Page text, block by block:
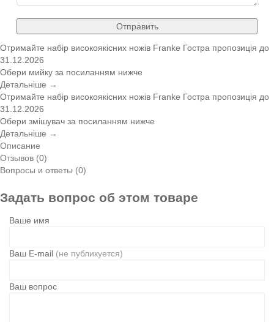
Отправить
Отримайте набір високоякісних ножів Franke Гостра пропозиція до
31.12.2026
Обери мийку за посиланням нижче
Детальніше →
Отримайте набір високоякісних ножів Franke Гостра пропозиція до
31.12.2026
Обери змішувач за посиланням нижче
Детальніше →
Описание
Отзывов (0)
Вопросы и ответы (0)
Задать вопрос об этом товаре
Ваше имя
Ваш E-mail (не публикуется)
Ваш вопрос